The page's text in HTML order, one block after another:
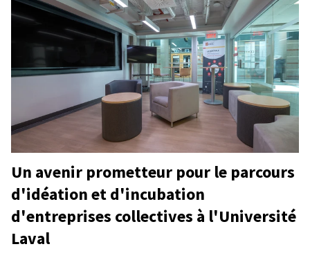
Un avenir prometteur pour le parcours
d'idéation et d'incubation
d'entreprises collectives à l'Université
Laval